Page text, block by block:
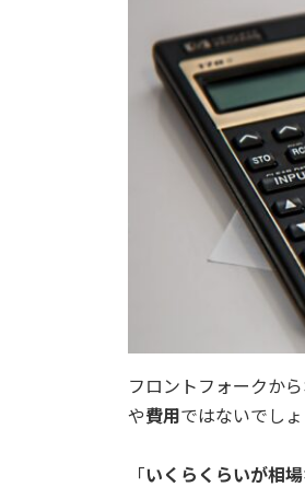
フロントフォークか
や費用ではないでしょ
「いくらくらいが相